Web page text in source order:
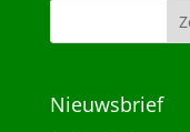
Nieuwsbrief